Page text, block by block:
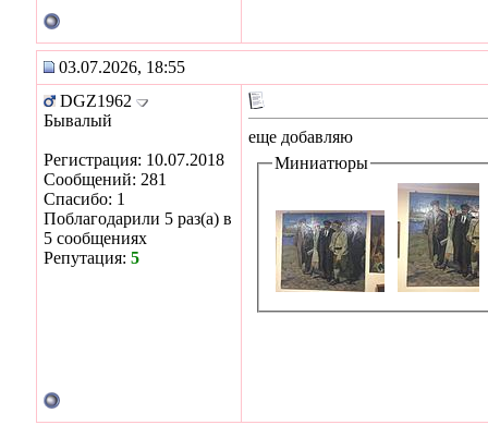
03.07.2026, 18:55
DGZ1962
Бывалый
Регистрация: 10.07.2018
Сообщений: 281
Спасибо: 1
Поблагодарили 5 раз(а) в
5 сообщениях
Репутация: 5
еще добавляю
Миниатюры